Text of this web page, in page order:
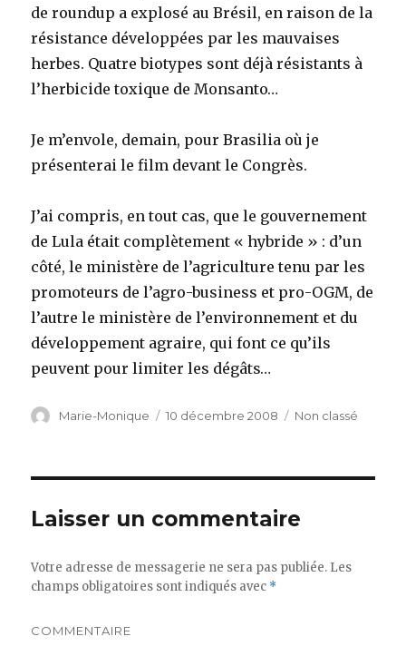
de roundup a explosé au Brésil, en raison de la
résistance développées par les mauvaises
herbes. Quatre biotypes sont déjà résistants à
l’herbicide toxique de Monsanto…
Je m’envole, demain, pour Brasilia où je
présenterai le film devant le Congrès.
J’ai compris, en tout cas, que le gouvernement
de Lula était complètement « hybride » : d’un
côté, le ministère de l’agriculture tenu par les
promoteurs de l’agro-business et pro-OGM, de
l’autre le ministère de l’environnement et du
développement agraire, qui font ce qu’ils
peuvent pour limiter les dégâts…
Auteur
Marie-Monique
Publié
10 décembre 2008 Catégories
Non classé
Laisser un commentaire
Votre adresse de messagerie ne sera pas publiée. Les
champs obligatoires sont indiqués avec *
COMMENTAIRE